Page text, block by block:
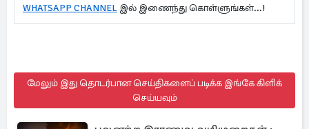
WHATSAPP CHANNEL இல் இணைந்து கொள்ளுங்கள்...!
மேலும் இது தொடர்பான செய்திகளைப் படிக்க இங்கே கிளிக்
செய்யவும்